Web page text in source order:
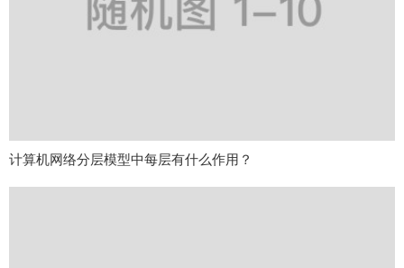
计算机网络分层模型中每层有什么作用？